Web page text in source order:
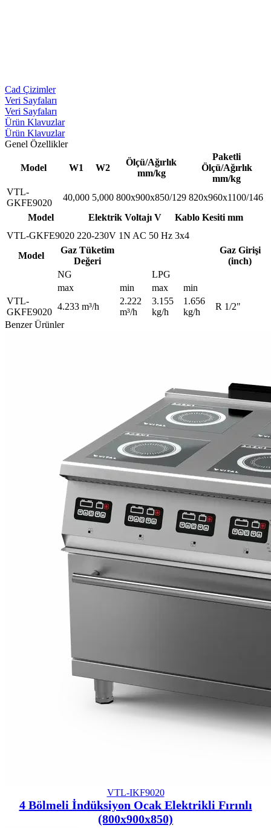
Cad Çizimler
Veri Sayfaları
Veri Sayfaları
Ürün Klavuzlar
Ürün Klavuzlar
Genel Özellikler
Model W1 W2
Ölçü/Ağırlık
mm/kg
Paketli
Ölçü/Ağırlık
mm/kg
VTL-
GKFE9020
40,000 5,000 800x900x850/129 820x960x1100/146
Model
Elektrik Voltajı V
Kablo Kesiti mm
VTL-GKFE9020 220-230V 1N AC 50 Hz 3x4
Model
Gaz Tüketim
Değeri
Gaz Girişi
(inch)
NG
LPG
max
min max
min
VTL-
GKFE9020
4.233 m³/h
2.222
m³/h
3.155
kg/h
1.656
kg/h
R 1/2"
Benzer Ürünler
VTL-IKF9020
4 Bölmeli İndüksiyon Ocak Elektrikli Fırınlı
(800x900x850)